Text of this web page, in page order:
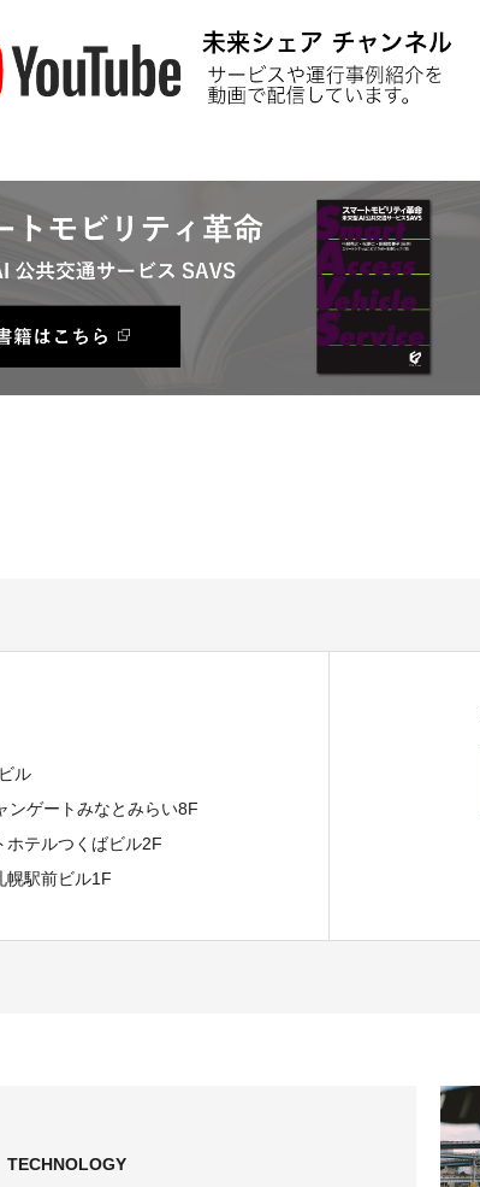
ル
ンゲートみなとみらい8F
ホテルつくばビル2F
幌駅前ビル1F
TECHNOLOGY